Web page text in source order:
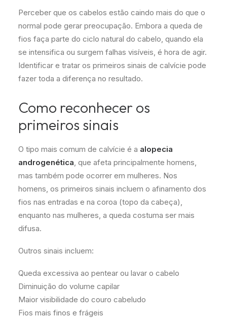
Perceber que os cabelos estão caindo mais do que o
normal pode gerar preocupação. Embora a queda de
fios faça parte do ciclo natural do cabelo, quando ela
se intensifica ou surgem falhas visíveis, é hora de agir.
Identificar e tratar os primeiros sinais de calvície pode
fazer toda a diferença no resultado.
Como reconhecer os
primeiros sinais
O tipo mais comum de calvície é a alopecia
androgenética, que afeta principalmente homens,
mas também pode ocorrer em mulheres. Nos
homens, os primeiros sinais incluem o afinamento dos
fios nas entradas e na coroa (topo da cabeça),
enquanto nas mulheres, a queda costuma ser mais
difusa.
Outros sinais incluem:
Queda excessiva ao pentear ou lavar o cabelo
Diminuição do volume capilar
Maior visibilidade do couro cabeludo
Fios mais finos e frágeis